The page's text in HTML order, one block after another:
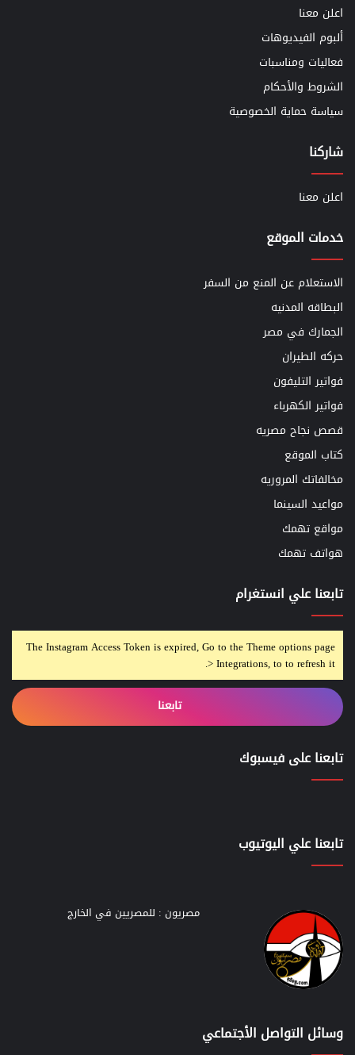
اعلن معنا
ألبوم الفيديوهات
فعاليات ومناسبات
الشروط والأحكام
سياسة حماية الخصوصية
شاركنا
اعلن معنا
خدمات الموقع
الاستعلام عن المنع من السفر
البطاقه المدنيه
الجمارك في مصر
حركه الطيران
فواتير التليفون
فواتير الكهرباء
قصص نجاح مصريه
كتاب الموقع
مخالفاتك المروريه
مواعيد السينما
مواقع تهمك
هواتف تهمك
تابعنا علي انستغرام
The Instagram Access Token is expired, Go to the Theme options page
> Integrations, to to refresh it.
تابعنا
تابعنا على فيسبوك
تابعنا علي اليوتيوب
مصريون : للمصريين في الخارج
وسائل التواصل الأجتماعي